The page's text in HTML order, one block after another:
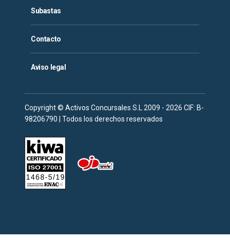
Subastas
Contacto
Aviso legal
Copyright © Activos Concursales S.L 2009 - 2026 CIF: B-
98206790 | Todos los derechos reservados